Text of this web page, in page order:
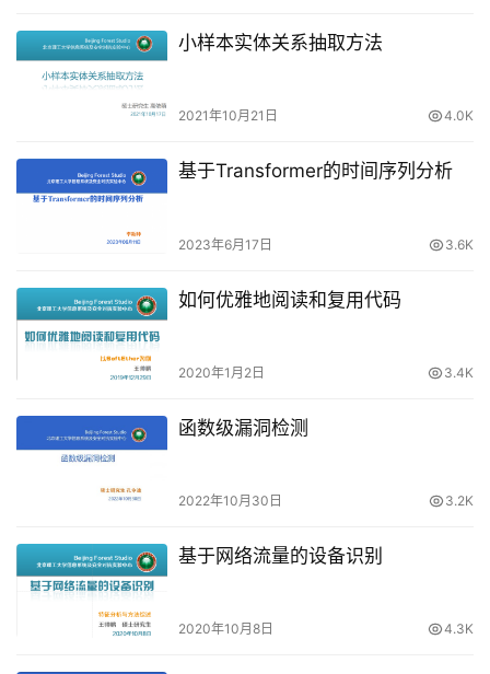
小样本实体关系抽取方法
2021年10月21日 4.0K
基于Transformer的时间序列分析
2023年6月17日 3.6K
如何优雅地阅读和复用代码
2020年1月2日 3.4K
函数级漏洞检测
2022年10月30日 3.2K
基于网络流量的设备识别
2020年10月8日 4.3K